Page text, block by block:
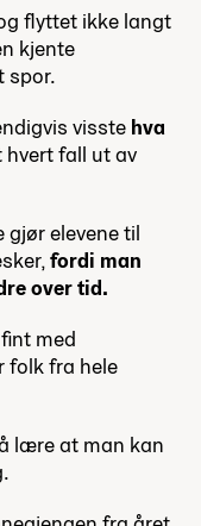
flyttet ikke langt
kjente
spor.
visste hva
hvert fall ut av
elevene til
fordi man
over tid.
med
folk fra hele
lære at man kan